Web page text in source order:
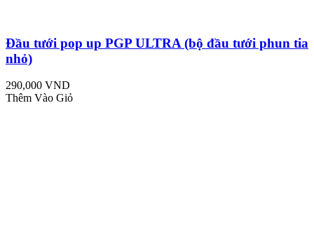
Đầu tưới pop up PGP ULTRA (bộ đầu tưới phun tia
nhỏ)
290,000 VND
Thêm Vào Giỏ